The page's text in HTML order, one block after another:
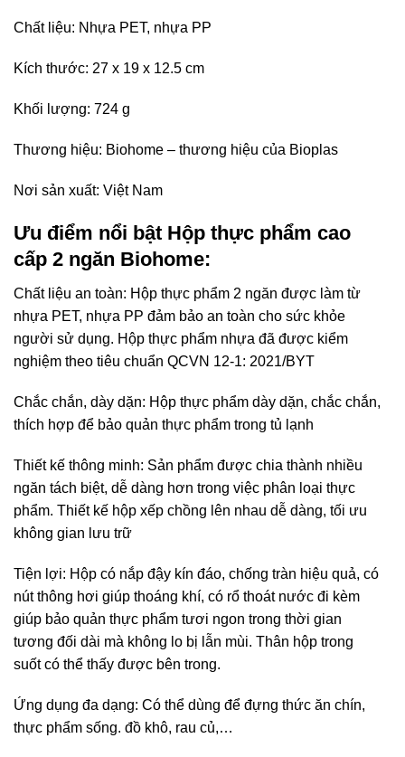
Chất liệu: Nhựa PET, nhựa PP
Kích thước: 27 x 19 x 12.5 cm
Khối lượng: 724 g
Thương hiệu: Biohome – thương hiệu của Bioplas
Nơi sản xuất: Việt Nam
Ưu điểm nổi bật Hộp thực phẩm cao
cấp 2 ngăn Biohome:
Chất liệu an toàn: Hộp thực phẩm 2 ngăn được làm từ
nhựa PET, nhựa PP đảm bảo an toàn cho sức khỏe
người sử dụng. Hộp thực phẩm nhựa đã được kiểm
nghiệm theo tiêu chuẩn QCVN 12-1: 2021/BYT
Chắc chắn, dày dặn: Hộp thực phẩm dày dặn, chắc chắn,
thích hợp để bảo quản thực phẩm trong tủ lạnh
Thiết kế thông minh: Sản phẩm được chia thành nhiều
ngăn tách biệt, dễ dàng hơn trong việc phân loại thực
phẩm. Thiết kế hộp xếp chồng lên nhau dễ dàng, tối ưu
không gian lưu trữ
Tiện lợi: Hộp có nắp đậy kín đáo, chống tràn hiệu quả, có
nút thông hơi giúp thoáng khí, có rổ thoát nước đi kèm
giúp bảo quản thực phẩm tươi ngon trong thời gian
tương đối dài mà không lo bị lẫn mùi. Thân hộp trong
suốt có thể thấy được bên trong.
Ứng dụng đa dạng: Có thể dùng để đựng thức ăn chín,
thực phẩm sống. đồ khô, rau củ,…